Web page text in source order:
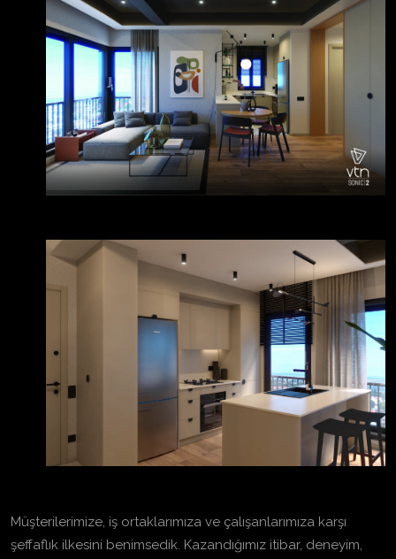
Müşterilerimize, iş ortaklarımıza ve çalışanlarımıza karşı
şeffaflık ilkesini benimsedik. Kazandığımız itibar, deneyim,